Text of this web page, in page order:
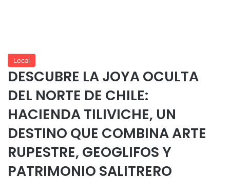
Local
DESCUBRE LA JOYA OCULTA
DEL NORTE DE CHILE:
HACIENDA TILIVICHE, UN
DESTINO QUE COMBINA ARTE
RUPESTRE, GEOGLIFOS Y
PATRIMONIO SALITRERO